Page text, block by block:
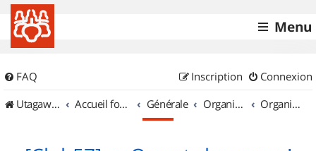
Menu
FAQ Connexion
Inscription
UtagawaVTT (Randos VTT et VTTAE avec traces GPS)
Accueil forum Générale Organisation de sorties & Recherche de partenaires Organisation de sorties en région Lorraine